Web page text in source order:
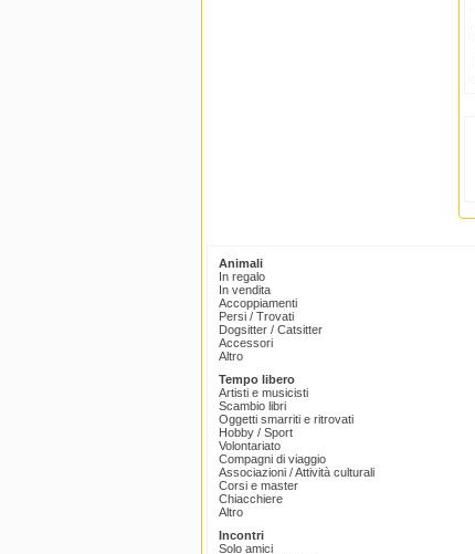
Animali
In regalo
In vendita
Accoppiamenti
Persi / Trovati
Dogsitter / Catsitter
Accessori
Altro
Tempo libero
Artisti e musicisti
Scambio libri
Oggetti smarriti e ritrovati
Hobby / Sport
Volontariato
Compagni di viaggio
Associazioni / Attività culturali
Corsi e master
Chiacchiere
Altro
Incontri
Solo amici